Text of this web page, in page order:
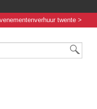
twente >